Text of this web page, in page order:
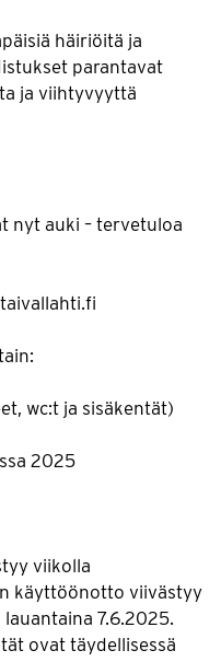
häiriöitä ja
parantavat
ja viihtyvyyttä
nyt auki – tervetuloa
wc:t ja sisäkentät)
2025
viikolla
käyttöönotto viivästyy
7.6.2025.
ovat täydellisessä